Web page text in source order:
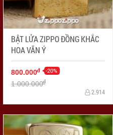
BẬT LỬA ZIPPO ĐỒNG KHẮC
HOA VĂN Ý
800.000đ -20%
1.000.000đ
2.914